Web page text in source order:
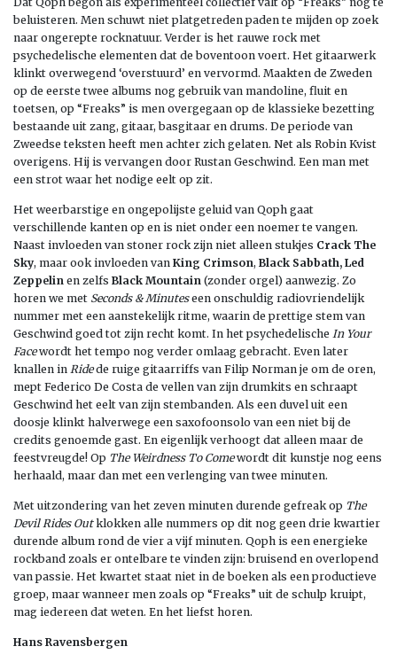
beluisteren. Men schuwt niet platgetreden paden te mijden op zoek
naar ongerepte rocknatuur. Verder is het rauwe rock met
psychedelische elementen dat de boventoon voert. Het gitaarwerk
klinkt overwegend ‘overstuurd’ en vervormd. Maakten de Zweden
op de eerste twee albums nog gebruik van mandoline, fluit en
toetsen, op “Freaks” is men overgegaan op de klassieke bezetting
bestaande uit zang, gitaar, basgitaar en drums. De periode van
Zweedse teksten heeft men achter zich gelaten. Net als Robin Kvist
overigens. Hij is vervangen door Rustan Geschwind. Een man met
een strot waar het nodige eelt op zit.
Het weerbarstige en ongepolijste geluid van Qoph gaat
verschillende kanten op en is niet onder een noemer te vangen.
Naast invloeden van stoner rock zijn niet alleen stukjes Crack The
Sky, maar ook invloeden van King Crimson, Black Sabbath, Led
Zeppelin en zelfs Black Mountain (zonder orgel) aanwezig. Zo
horen we met Seconds & Minuteseen onschuldig radiovriendelijk
nummer met een aanstekelijk ritme, waarin de prettige stem van
Geschwind goed tot zijn recht komt. In het psychedelische In Your
Facewordt het tempo nog verder omlaag gebracht. Even later
knallen in Ridede ruige gitaarriffs van Filip Norman je om de oren,
mept Federico De Costa de vellen van zijn drumkits en schraapt
Geschwind het eelt van zijn stembanden. Als een duvel uit een
doosje klinkt halverwege een saxofoonsolo van een niet bij de
credits genoemde gast. En eigenlijk verhoogt dat alleen maar de
feestvreugde! Op The Weirdness To Comewordt dit kunstje nog eens
herhaald, maar dan met een verlenging van twee minuten.
Met uitzondering van het zeven minuten durende gefreak op The
Devil Rides Outklokken alle nummers op dit nog geen drie kwartier
durende album rond de vier a vijf minuten. Qoph is een energieke
rockband zoals er ontelbare te vinden zijn: bruisend en overlopend
van passie. Het kwartet staat niet in de boeken als een productieve
groep, maar wanneer men zoals op “Freaks” uit de schulp kruipt,
mag iedereen dat weten. En het liefst horen.
Hans Ravensbergen